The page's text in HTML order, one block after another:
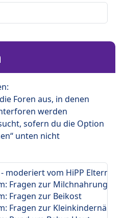
Foren aus, in denen
werden
sofern du die Option
unten nicht